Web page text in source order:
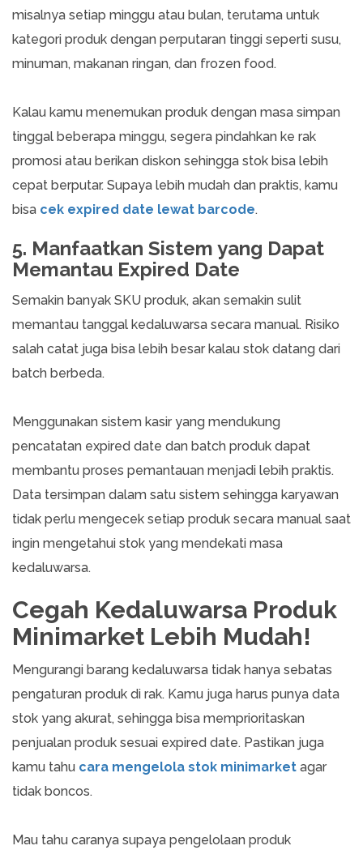
misalnya setiap minggu atau bulan, terutama untuk
kategori produk dengan perputaran tinggi seperti susu,
minuman, makanan ringan, dan frozen food.
Kalau kamu menemukan produk dengan masa simpan
tinggal beberapa minggu, segera pindahkan ke rak
promosi atau berikan diskon sehingga stok bisa lebih
cepat berputar. Supaya lebih mudah dan praktis, kamu
bisa cek expired date lewat barcode.
5. Manfaatkan Sistem yang Dapat
Memantau Expired Date
Semakin banyak SKU produk, akan semakin sulit
memantau tanggal kedaluwarsa secara manual. Risiko
salah catat juga bisa lebih besar kalau stok datang dari
batch berbeda.
Menggunakan sistem kasir yang mendukung
pencatatan expired date dan batch produk dapat
membantu proses pemantauan menjadi lebih praktis.
Data tersimpan dalam satu sistem sehingga karyawan
tidak perlu mengecek setiap produk secara manual saat
ingin mengetahui stok yang mendekati masa
kedaluwarsa.
Cegah Kedaluwarsa Produk
Minimarket Lebih Mudah!
Mengurangi barang kedaluwarsa tidak hanya sebatas
pengaturan produk di rak. Kamu juga harus punya data
stok yang akurat, sehingga bisa memprioritaskan
penjualan produk sesuai expired date. Pastikan juga
kamu tahu cara mengelola stok minimarket agar
tidak boncos.
Mau tahu caranya supaya pengelolaan produk